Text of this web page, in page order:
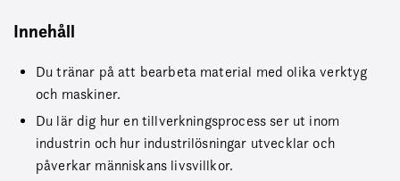
Innehåll
Du tränar på att bearbeta material med olika verktyg
och maskiner.
Du lär dig hur en tillverkningsprocess ser ut inom
industrin och hur industrilösningar utvecklar och
påverkar människans livsvillkor.